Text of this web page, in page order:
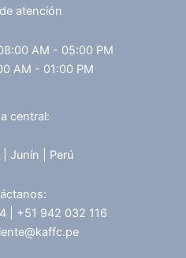
atención
AM - 05:00 PM
AM - 01:00 PM
central:
Junín | Perú
| +51 942 032 116